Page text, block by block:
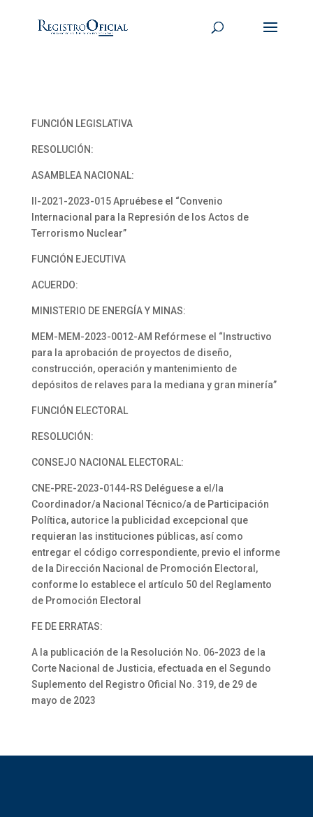
FUNCIÓN LEGISLATIVA
RESOLUCIÓN:
ASAMBLEA NACIONAL:
II-2021-2023-015 Apruébese el “Convenio
Internacional para la Represión de los Actos de
Terrorismo Nuclear”
FUNCIÓN EJECUTIVA
ACUERDO:
MINISTERIO DE ENERGÍA Y MINAS:
MEM-MEM-2023-0012-AM Refórmese el “Instructivo
para la aprobación de proyectos de diseño,
construcción, operación y mantenimiento de
depósitos de relaves para la mediana y gran minería”
FUNCIÓN ELECTORAL
RESOLUCIÓN:
CONSEJO NACIONAL ELECTORAL:
CNE-PRE-2023-0144-RS Deléguese a el/la
Coordinador/a Nacional Técnico/a de Participación
Política, autorice la publicidad excepcional que
requieran las instituciones públicas, así como
entregar el código correspondiente, previo el informe
de la Dirección Nacional de Promoción Electoral,
conforme lo establece el artículo 50 del Reglamento
de Promoción Electoral
FE DE ERRATAS:
A la publicación de la Resolución No. 06-2023 de la
Corte Nacional de Justicia, efectuada en el Segundo
Suplemento del Registro Oficial No. 319, de 29 de
mayo de 2023